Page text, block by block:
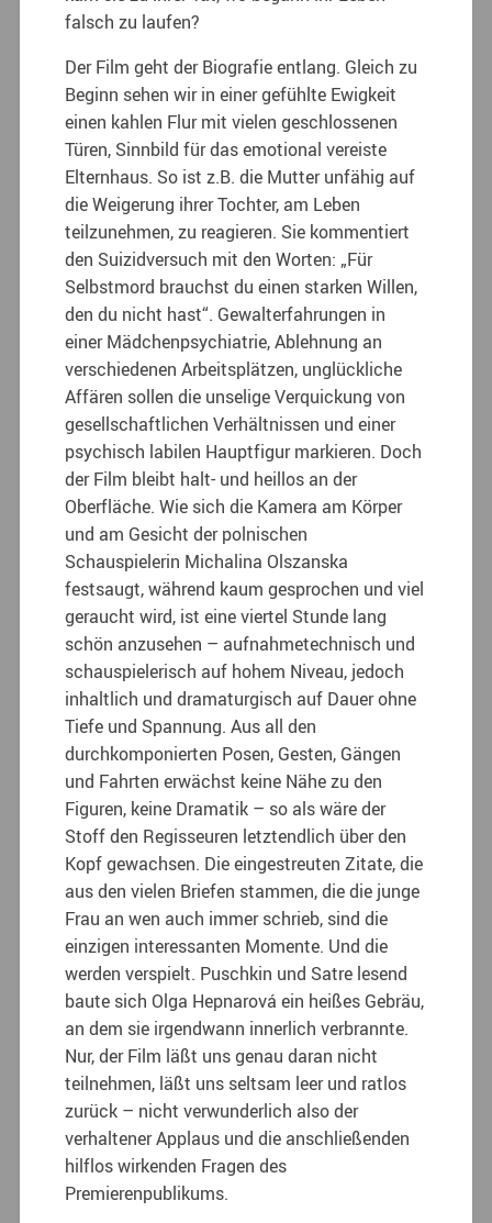
falsch zu laufen?
Der Film geht der Biografie entlang. Gleich zu
Beginn sehen wir in einer gefühlte Ewigkeit
einen kahlen Flur mit vielen geschlossenen
Türen, Sinnbild für das emotional vereiste
Elternhaus. So ist z.B. die Mutter unfähig auf
die Weigerung ihrer Tochter, am Leben
teilzunehmen, zu reagieren. Sie kommentiert
den Suizidversuch mit den Worten: „Für
Selbstmord brauchst du einen starken Willen,
den du nicht hast“. Gewalterfahrungen in
einer Mädchenpsychiatrie, Ablehnung an
verschiedenen Arbeitsplätzen, unglückliche
Affären sollen die unselige Verquickung von
gesellschaftlichen Verhältnissen und einer
psychisch labilen Hauptfigur markieren. Doch
der Film bleibt halt- und heillos an der
Oberfläche. Wie sich die Kamera am Körper
und am Gesicht der polnischen
Schauspielerin Michalina Olszanska
festsaugt, während kaum gesprochen und viel
geraucht wird, ist eine viertel Stunde lang
schön anzusehen – aufnahmetechnisch und
schauspielerisch auf hohem Niveau, jedoch
inhaltlich und dramaturgisch auf Dauer ohne
Tiefe und Spannung. Aus all den
durchkomponierten Posen, Gesten, Gängen
und Fahrten erwächst keine Nähe zu den
Figuren, keine Dramatik – so als wäre der
Stoff den Regisseuren letztendlich über den
Kopf gewachsen. Die eingestreuten Zitate, die
aus den vielen Briefen stammen, die die junge
Frau an wen auch immer schrieb, sind die
einzigen interessanten Momente. Und die
werden verspielt. Puschkin und Satre lesend
baute sich Olga Hepnarová ein heißes Gebräu,
an dem sie irgendwann innerlich verbrannte.
Nur, der Film läßt uns genau daran nicht
teilnehmen, läßt uns seltsam leer und ratlos
zurück – nicht verwunderlich also der
verhaltener Applaus und die anschließenden
hilflos wirkenden Fragen des
Premierenpublikums.